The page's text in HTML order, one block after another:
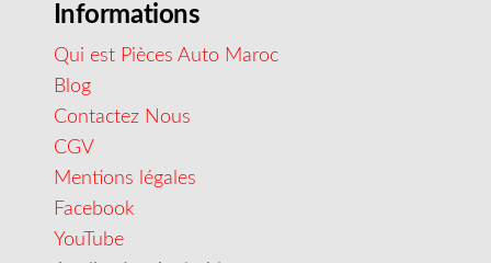
Informations
Qui est Pièces Auto Maroc
Blog
Contactez Nous
CGV
Mentions légales
Facebook
YouTube